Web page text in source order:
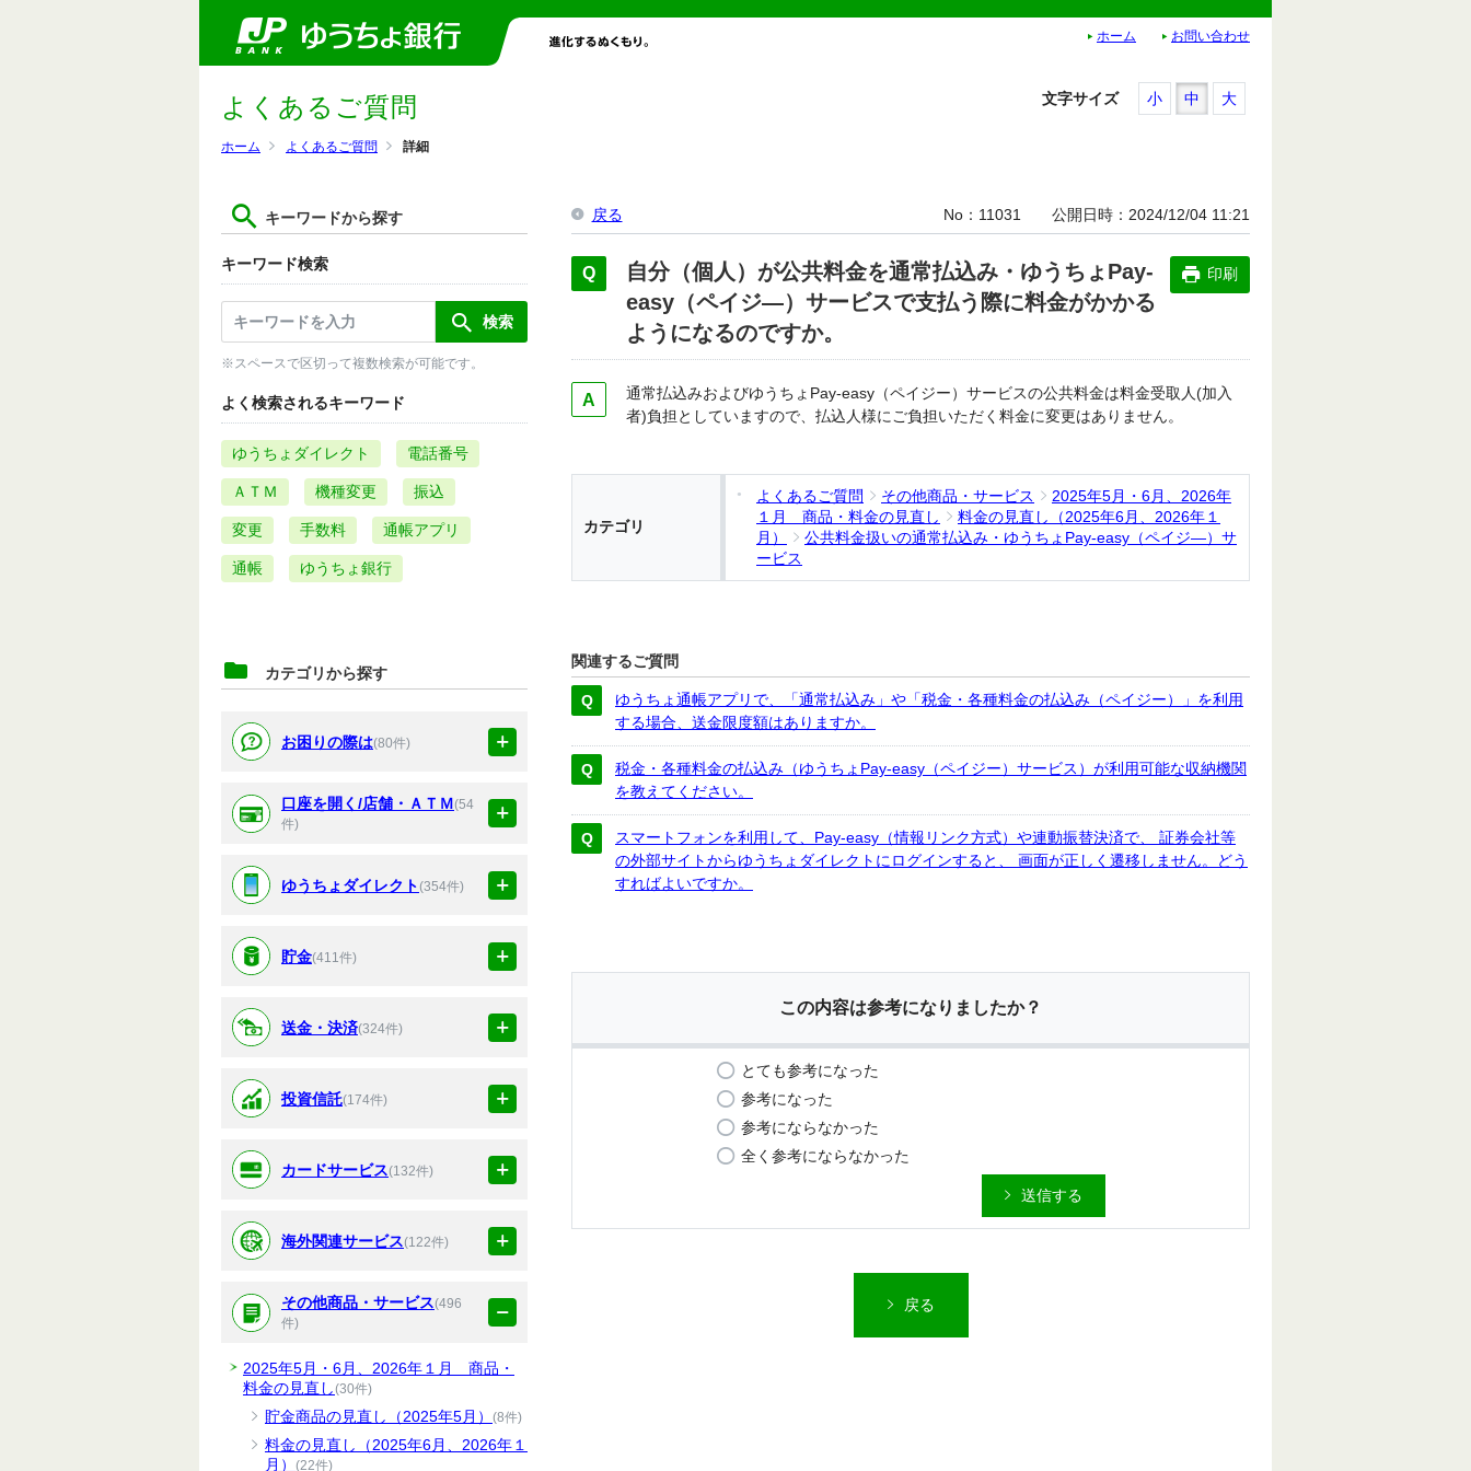
ホーム お問い合わせ
ホーム よくあるご質問 詳細
よくあるご質問
キーワードから探す
キーワード検索
※スペースで区切って複数検索が可能です。
よく検索されるキーワード
ゆうちょダイレクト 電話番号
ＡＴＭ 機種変更 振込
変更 手数料 通帳アプリ
通帳 ゆうちょ銀行
カテゴリから探す
お困りの際は(80件)
口座を開く/店舗・ＡＴＭ(54
件)
ゆうちょダイレクト(354件)
貯金(411件)
送金・決済(324件)
投資信託(174件)
カードサービス(132件)
海外関連サービス(122件)
その他商品・サービス(496
件)
2025年5月・6月、2026年１月 商品・
料金の見直し(30件)
貯金商品の見直し（2025年5月） (8件)
料金の見直し（2025年6月、2026年１
月） (22件)
文字サイズ 小 中 大
戻る No 11031 公開日時 2024/12/04 11:21
自分（個人）が公共料金を通常払込み・ゆうちょPay-
easy（ペイジ―）サービスで支払う際に料金がかかる
ようになるのですか。
印刷
通常払込みおよびゆうちょPay-easy（ペイジー）サービスの公共料金は料金受取人(加入
者)負担としていますので、払込人様にご負担いただく料金に変更はありません。
カテゴリ
よくあるご質問 その他商品・サービス
2025年5月・6月、2026年
１月 商品・料金の見直し
料金の見直し（2025年6月、2026年１
月）
公共料金扱いの通常払込み・ゆうちょPay-easy（ペイジ―）サ
ービス
関連するご質問
ゆうちょ通帳アプリで、「通常払込み」や「税金・各種料金の払込み（ペイジー）」を利用
する場合、送金限度額はありますか。
税金・各種料金の払込み（ゆうちょPay-easy（ペイジー）サービス）が利用可能な収納機関
を教えてください。
スマートフォンを利用して、Pay-easy（情報リンク方式）や連動振替決済で、 証券会社等
の外部サイトからゆうちょダイレクトにログインすると、 画面が正しく遷移しません。どう
すればよいですか。
この内容は参考になりましたか？
とても参考になった
参考になった
参考にならなかった
全く参考にならなかった
送信する
戻る